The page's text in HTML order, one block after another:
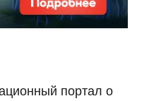
портал о